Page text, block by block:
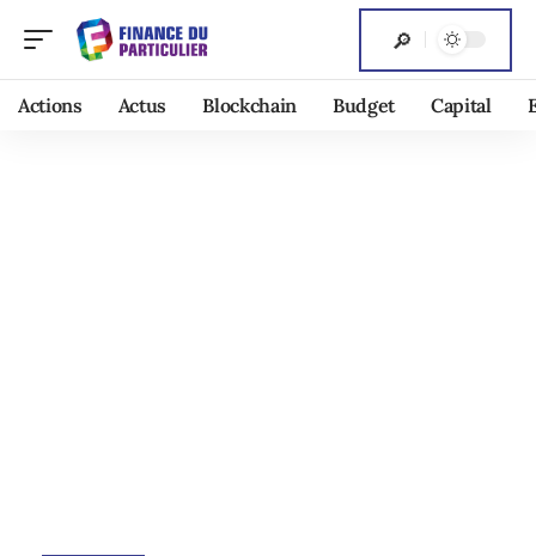
Actions Actus Blockchain Budget Capital